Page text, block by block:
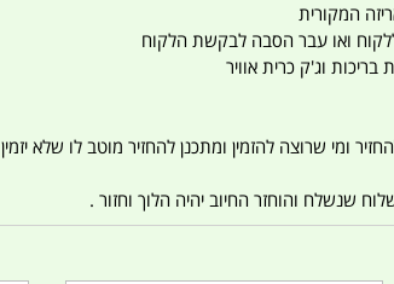
המקורית
ללקוח ואו עבר הסבה לבקשת הלקוח
בריכות וג'ק כרית אוויר
ומי שרוצה להזמין ומתכנן להחזיר מוטב לו שלא יזמין
שנשלח והוחזר החיוב יהיה הלוך וחזור .